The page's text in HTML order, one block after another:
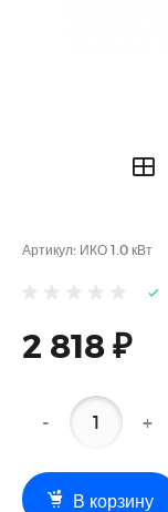
Артикул: ИКО 1.0 кВт
2 818 ₽
- +
В корзину